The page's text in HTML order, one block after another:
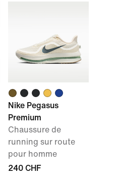
Nike Pegasus
Premium
Chaussure de
running sur route
pour homme
240 CHF